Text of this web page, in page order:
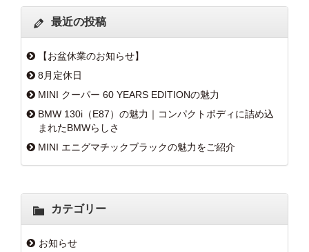
最近の投稿
【お盆休業のお知らせ】
8月定休日
MINI クーパー 60 YEARS EDITIONの魅力
BMW 130i（E87）の魅力｜コンパクトボディに詰め込
まれたBMWらしさ
MINI エニグマチックブラックの魅力をご紹介
カテゴリー
お知らせ